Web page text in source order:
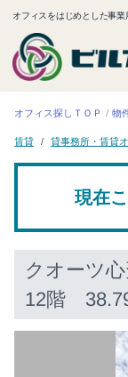
オフィスをはじめとした事
オフィス探しＴＯＰ 物
賃貸 貸事務所・賃貸
現在
クオーツ
12階